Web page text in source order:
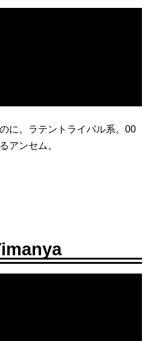
に。ラテントライバル系。00
アンセム。